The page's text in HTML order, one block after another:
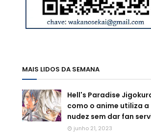
MAIS LIDOS DA SEMANA
Hell's Paradise
como o anime utiliza a
nudez sem dar fan
junho 21, 2023